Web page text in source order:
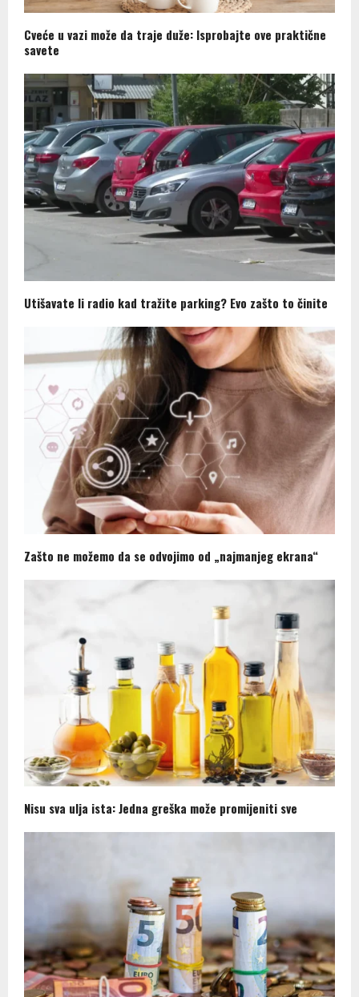
Cveće u vazi može da traje duže: Isprobajte ove praktične
savete
Utišavate li radio kad tražite parking? Evo zašto to činite
Zašto ne možemo da se odvojimo od „najmanjeg ekrana“
Nisu sva ulja ista: Jedna greška može promijeniti sve